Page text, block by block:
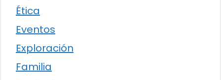
Ética
Eventos
Exploración
Familia